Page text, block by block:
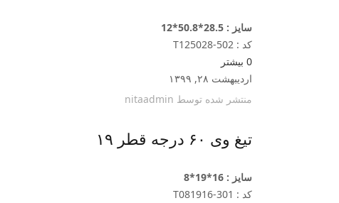
سایز : 28.5*50.8*12
کد : T125028-502
0 بیشتر
اردیبهشت ۲۸, ۱۳۹۹
منتشر شده توسط nitaadmin
تیغ وی ۶۰ درجه قطر ۱۹
سایز : 16*19*8
کد : T081916-301